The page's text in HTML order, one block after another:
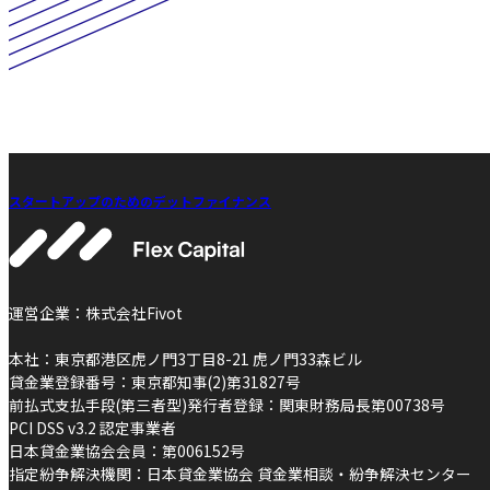
スタートアップのためのデットファイナンス
運営企業：株式会社Fivot
本社：東京都港区虎ノ門3丁目8-21 虎ノ門33森ビル
貸金業登録番号：東京都知事(2)第31827号
前払式支払手段(第三者型)発行者登録：関東財務局長第00738号
PCI DSS v3.2 認定事業者
日本貸金業協会会員：第006152号
指定紛争解決機関：日本貸金業協会 貸金業相談・紛争解決センター